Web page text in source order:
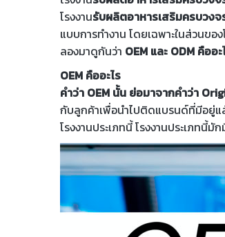
โรงงานรับผลิตอาหารเสริมครบวงจ
แบบการทำงาน โดยเฉพาะในส่วนข
ลองมาดูกันว่า OEM และ ODM คืออะ
OEM คืออะไร
คำว่า OEM นั้น ย่อมาจากคำว่า
กับลูกค้าเพื่อนำไปติดแบรนด์ที่มีอยู่แ
โรงงานประเภทนี้ โรงงานประเภทนี้